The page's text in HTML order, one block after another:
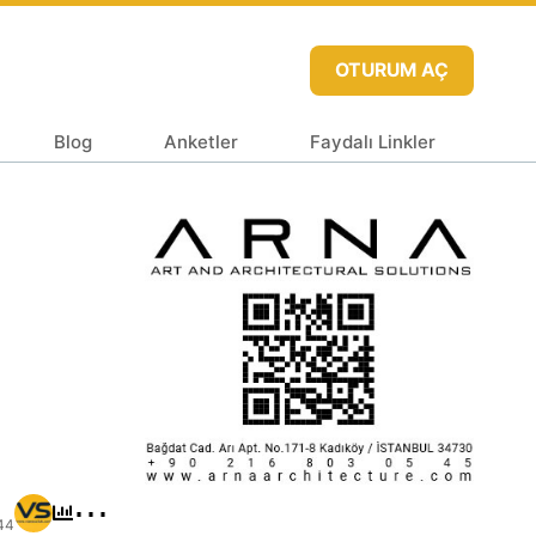
OTURUM AÇ
Blog Anketler Faydalı Linkler
⋯